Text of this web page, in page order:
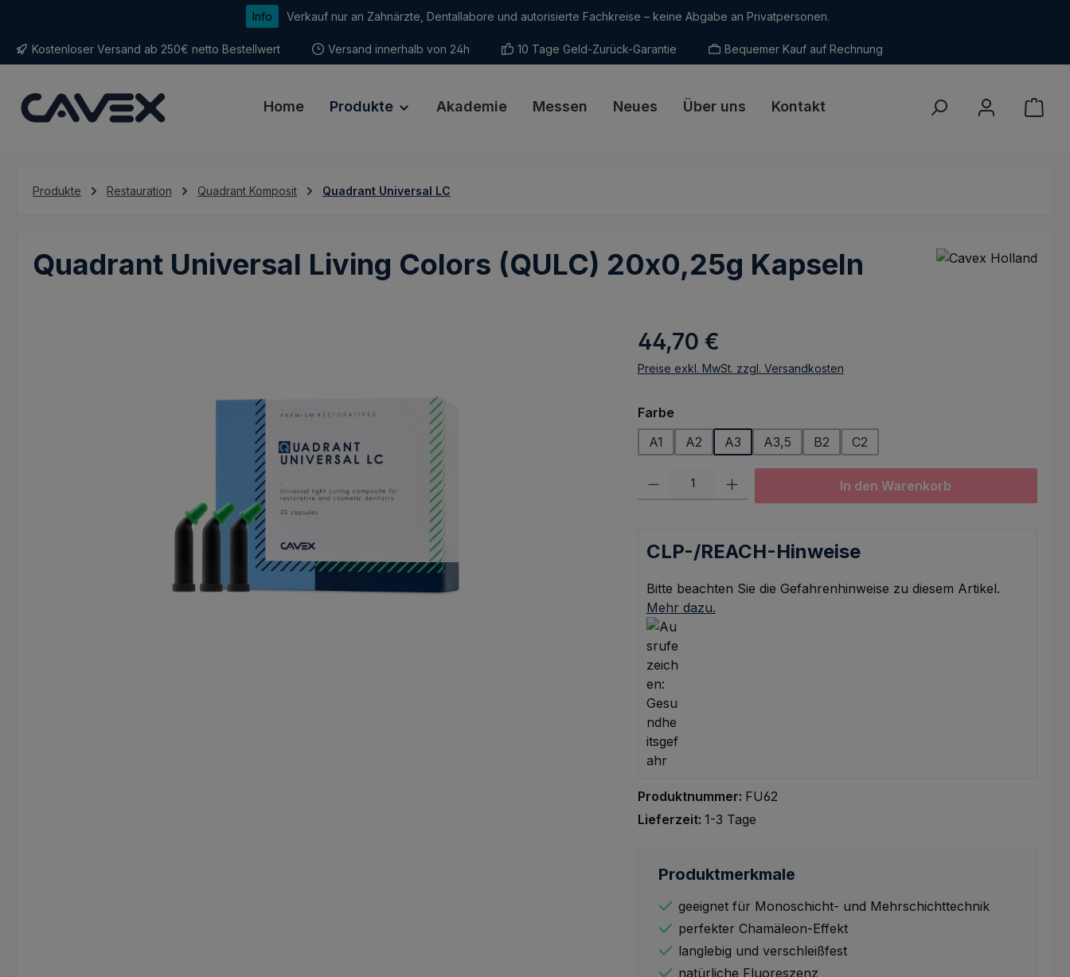
Info Verkauf nur an Zahnärzte, Dentallabore und autorisierte Fachkreise – keine Abgabe an Privatpersonen.
Kostenloser Versand ab 250€ netto Bestellwert Versand innerhalb von 24h 10 Tage Geld-Zurück-Garantie Bequemer Kauf auf Rechnung
Home Produkte Akademie Messen Neues Über uns Kontakt
Produkte Restauration Quadrant Komposit Quadrant Universal LC
Quadrant Universal Living Colors (QULC) 20x0,25g Kapseln
Regulärer Preis:
44,70 €
Preise exkl. MwSt. zzgl. Versandkosten
Farbeauswählen
A1
A2 A3 A3,5 B2 C2
Produkt Anzahl: Gib den gewünschten Wert ein oder benutze die Schaltflächen
In den Warenkorb
CLP-/REACH-Hinweise
Bitte beachten Sie die Gefahrenhinweise zu diesem Artikel.
Mehr dazu.
Produktnummer: FU62
Lieferzeit: 1-3 Tage
Produktmerkmale
geeignet für Monoschicht- und Mehrschichttechnik
perfekter Chamäleon-Effekt
langlebig und verschleißfest
natürliche Fluoreszenz